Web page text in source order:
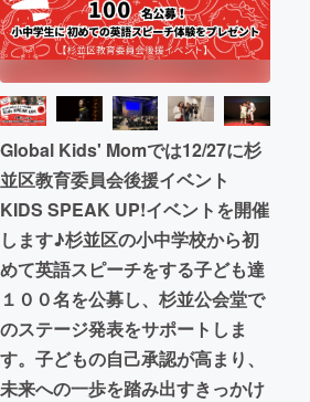
映像・映画
ビジネス・起業
まちづくり・地域活性化
CAMPFIRE for Social Good
CAMPFIREふるさと納税machi-ya
Global Kids' Momでは12/27に杉
並区教育委員会後援イベント
KIDS SPEAK UP!イベントを開催
します♪杉並区の小中学校から初
めて英語スピーチをする子ども達
１００名を公募し、杉並公会堂で
のステージ発表をサポートしま
す。子どもの自己承認が高まり、
未来への一歩を踏み出すきっかけ